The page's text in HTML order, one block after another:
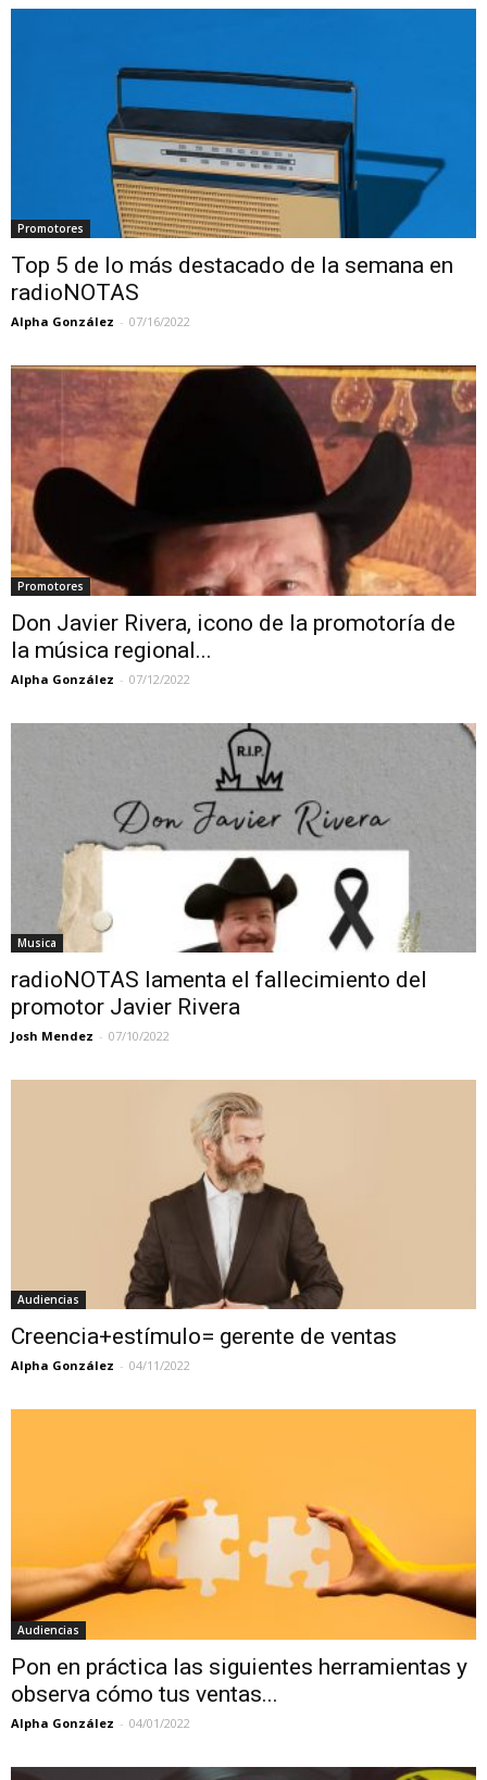
Promotores
Top 5 de lo más destacado de la semana en
radioNOTAS
Alpha González - 07/16/2022
Promotores
Don Javier Rivera, icono de la promotoría de
la música regional...
Alpha González - 07/12/2022
Musica
radioNOTAS lamenta el fallecimiento del
promotor Javier Rivera
Josh Mendez - 07/10/2022
Audiencias
Creencia+estímulo= gerente de ventas
Alpha González - 04/11/2022
Audiencias
Pon en práctica las siguientes herramientas y
observa cómo tus ventas...
Alpha González - 04/01/2022